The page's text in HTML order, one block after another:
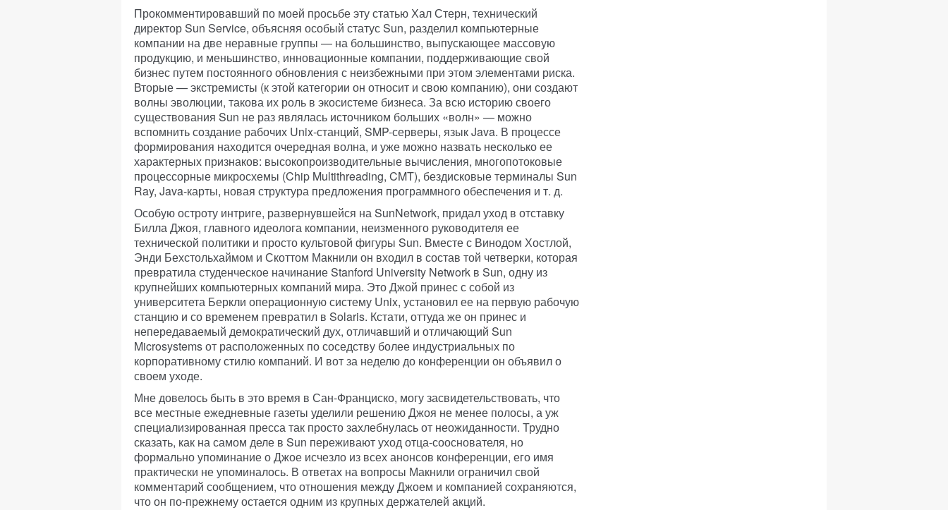
Прокомментировавший по моей просьбе эту статью Хал Стерн, технический
директор Sun Service, объясняя особый статус Sun, разделил компьютерные
компании на две неравные группы — на большинство, выпускающее массовую
продукцию, и меньшинство, инновационные компании, поддерживающие свой
бизнес путем постоянного обновления с неизбежными при этом элементами риска.
Вторые — экстремисты (к этой категории он относит и свою компанию), они создают
волны эволюции, такова их роль в экосистеме бизнеса. За всю историю своего
существования Sun не раз являлась источником больших «волн» — можно
вспомнить создание рабочих Unix-станций, SMP-серверы, язык Java. В процессе
формирования находится очередная волна, и уже можно назвать несколько ее
характерных признаков: высокопроизводительные вычисления, многопотоковые
процессорные микросхемы (Chip Multithreading, CMT), бездисковые терминалы Sun
Ray, Java-карты, новая структура предложения программного обеспечения и т. д.
Особую остроту интриге, развернувшейся на SunNetwork, придал уход в отставку
Билла Джоя, главного идеолога компании, неизменного руководителя ее
технической политики и просто культовой фигуры Sun. Вместе с Винодом Хостлой,
Энди Бехстольхаймом и Скоттом Макнили он входил в состав той четверки, которая
превратила студенческое начинание Stanford University Network в Sun, одну из
крупнейших компьютерных компаний мира. Это Джой принес с собой из
университета Беркли операционную систему Unix, установил ее на первую рабочую
станцию и со временем превратил в Solaris. Кстати, оттуда же он принес и
непередаваемый демократический дух, отличавший и отличающий Sun
Microsystems от расположенных по соседству более индустриальных по
корпоративному стилю компаний. И вот за неделю до конференции он объявил о
своем уходе.
Мне довелось быть в это время в Сан-Франциско, могу засвидетельствовать, что
все местные ежедневные газеты уделили решению Джоя не менее полосы, а уж
специализированная пресса так просто захлебнулась от неожиданности. Трудно
сказать, как на самом деле в Sun переживают уход отца-сооснователя, но
формально упоминание о Джое исчезло из всех анонсов конференции, его имя
практически не упоминалось. В ответах на вопросы Макнили ограничил свой
комментарий сообщением, что отношения между Джоем и компанией сохраняются,
что он по-прежнему остается одним из крупных держателей акций.